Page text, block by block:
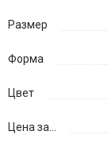
Размер
Форма
Цвет
Цена за...